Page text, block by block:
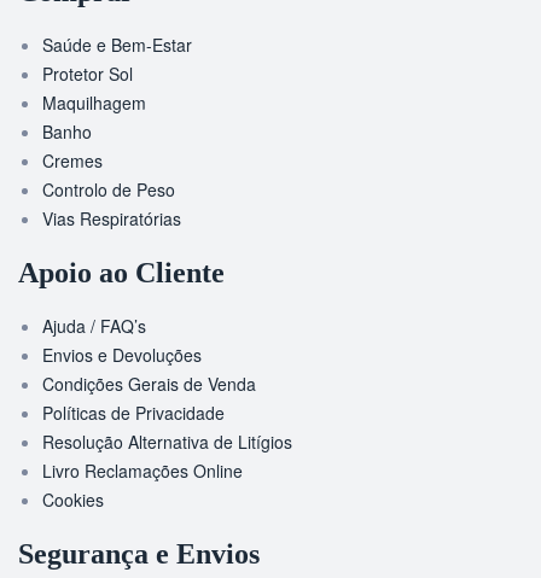
Saúde e Bem-Estar
Protetor Sol
Maquilhagem
Banho
Cremes
Controlo de Peso
Vias Respiratórias
Apoio ao Cliente
Ajuda / FAQ’s
Envios e Devoluções
Condições Gerais de Venda
Políticas de Privacidade
Resolução Alternativa de Litígios
Livro Reclamações Online
Cookies
Segurança e Envios